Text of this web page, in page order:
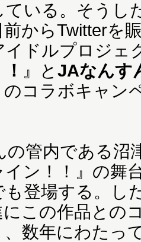
いる。そうし
からTwitterを
イドルプロジェ
』と JAなんす
コラボキャン
管内である沼
ン！！』の舞
も登場する。し
にこの作品との
数年にわたっ